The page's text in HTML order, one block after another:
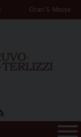
Orari S. Messe